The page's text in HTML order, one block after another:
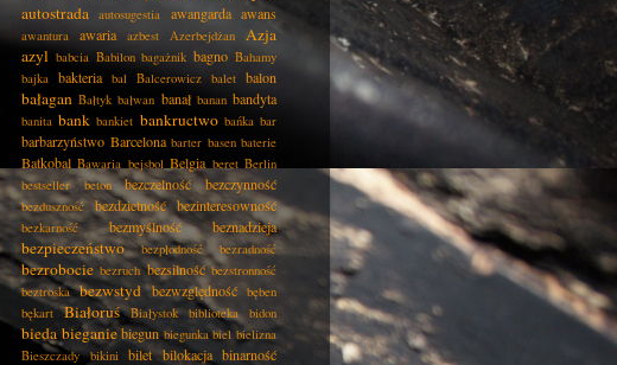
autostrada autosugestia awangarda awans
awantura awaria azbest Azerbejdżan
Azja
azyl babcia Babilon bagażnik bagno Bahamy
bajka bakteria bal Balcerowicz balet balon
bałagan Bałtyk bałwan banał banan bandyta
banita bank bankiet bankructwo bańka bar
barbarzyństwo Barcelona barter basen baterie
Batkobal Bawaria bejsbol Belgia beret Berlin
bestseller
beton bezczelność bezczynność
bezduszność bezdzietność bezinteresowność
bezkarność bezmyślność beznadzieja
bezpieczeństwo bezpłodność bezradność
bezrobocie bezruch bezsilność bezstronność
beztroska bezwstyd bezwzględność bęben
bękart
Białoruś Białystok biblioteka bidon
bieda bieganie biegun biegunka biel bielizna
Bieszczady
bikini bilet bilokacja binarność